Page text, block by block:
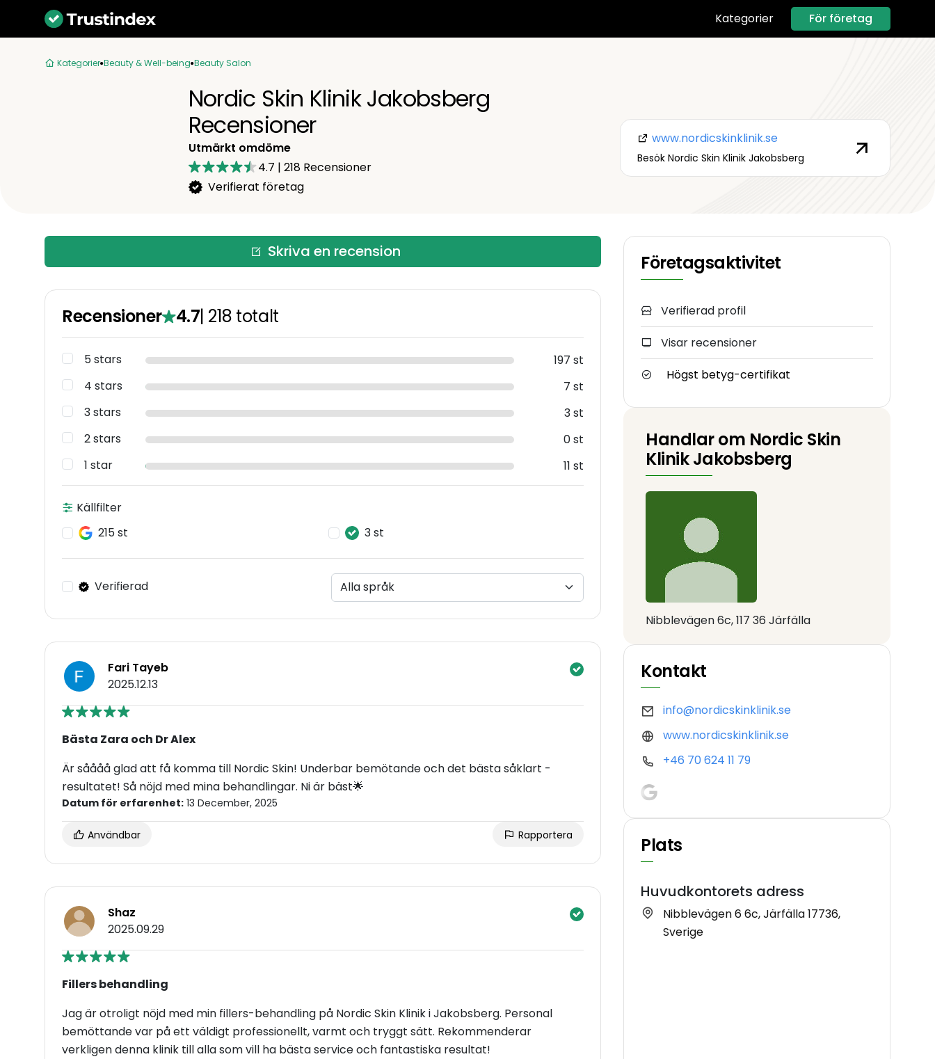
Kategorier För företag
Kategorier Beauty & Well-being Beauty Salon
Nordic Skin Klinik Jakobsberg
Recensioner
Utmärkt omdöme
4.7 | 218Recensioner
Verifierat företag
www.nordicskinklinik.se
Besök Nordic Skin Klinik Jakobsberg
Skriva en recension
Recensioner 4.7| 218 totalt
5 stars
197 st
4 stars
7 st
3 stars
3 st
2 stars
0 st
1 star
11 st
Källfilter
215 st
3 st
Verifierad
Fari Tayeb
2025.12.13
Bästa Zara och Dr Alex
Är såååå glad att få komma till Nordic Skin! Underbar bemötande och det bästa såklart -
resultatet! Så nöjd med mina behandlingar. Ni är bäst🌟
Datum för erfarenhet: 13 December, 2025
Användbar Rapportera
Shaz
2025.09.29
Fillers behandling
Jag är otroligt nöjd med min fillers-behandling på Nordic Skin Klinik i Jakobsberg. Personal
bemöttande var på ett väldigt professionellt, varmt och tryggt sätt. Rekommenderar
verkligen denna klinik till alla som vill ha bästa service och fantastiska resultat!
Företagsaktivitet
Verifierad profil
Visar recensioner
Högst betyg-certifikat
Handlar om Nordic Skin
Klinik Jakobsberg
Nibblevägen 6c, 117 36 Järfälla
Kontakt
info@nordicskinklinik.se
www.nordicskinklinik.se
+46 70 624 11 79
Plats
Huvudkontorets adress
Nibblevägen 6 6c, Järfälla 17736,
Sverige